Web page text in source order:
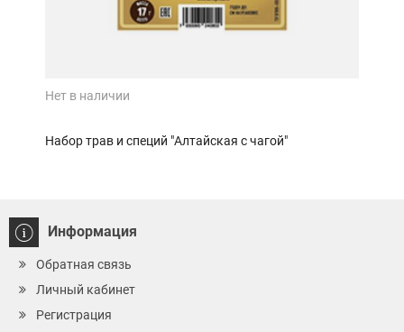
Нет в наличии
Набор трав и специй "Алтайская с чагой"
Информация
Обратная связь
Личный кабинет
Регистрация